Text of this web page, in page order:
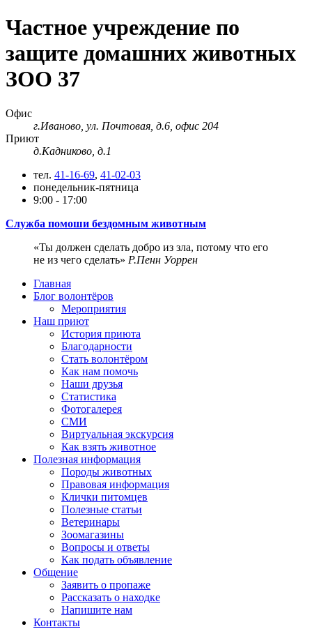
Частное учреждение по
защите домашних животных
ЗОО 37
Офис
г.Иваново, ул. Почтовая, д.6, офис 204
Приют
д.Кадниково, д.1
тел. 41-16-69, 41-02-03
понедельник-пятница
9:00 - 17:00
Служба помоши бездомным животным
Ты должен сделать добро из зла, потому что его
не из чего сделать
Р.Пенн Уоррен
Главная
Блог волонтёров
Мероприятия
Наш приют
История приюта
Благодарности
Cтать волонтёром
Как нам помочь
Наши друзья
Статистика
Фотогалерея
СМИ
Виртуальная экскурсия
Как взять животное
Полезная информация
Породы животных
Правовая информация
Клички питомцев
Полезные статьи
Ветеринары
Зоомагазины
Вопросы и ответы
Как подать объявление
Общение
Заявить о пропаже
Рассказать о находке
Напишите нам
Контакты